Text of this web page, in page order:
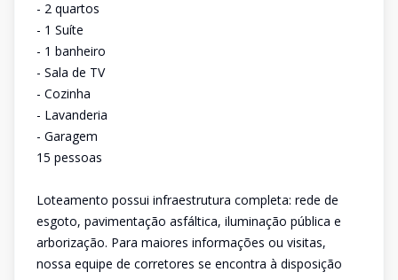
- 2 quartos
- 1 Suíte
- 1 banheiro
- Sala de TV
- Cozinha
- Lavanderia
- Garagem
15 pessoas
Loteamento possui infraestrutura completa: rede de
esgoto, pavimentação asfáltica, iluminação pública e
arborização. Para maiores informações ou visitas,
nossa equipe de corretores se encontra à disposição